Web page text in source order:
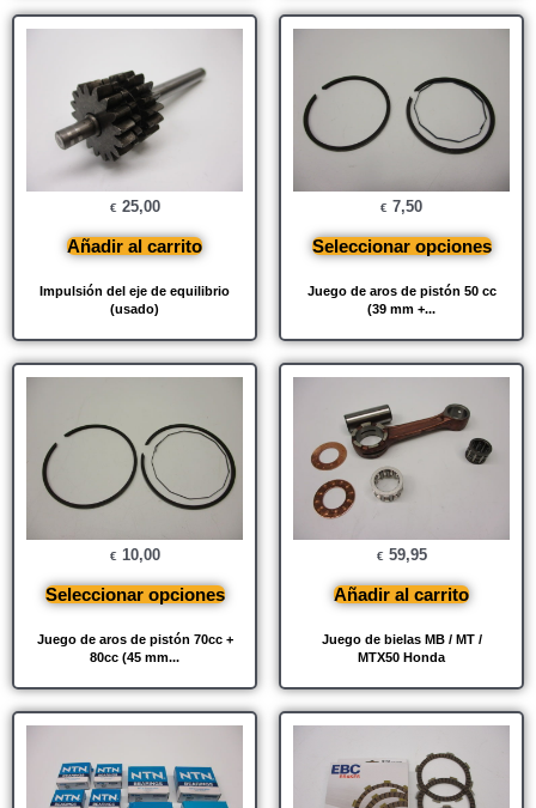
Impulsión del eje de equilibrio
(usado)
€ 25,00
Añadir al carrito
Juego de aros de pistón 50 cc
(39 mm +...
€ 7,50
Seleccionar opciones
Juego de aros de pistón 70cc +
80cc (45 mm...
€ 10,00
Seleccionar opciones
Juego de bielas MB / MT /
MTX50 Honda
€ 59,95
Añadir al carrito